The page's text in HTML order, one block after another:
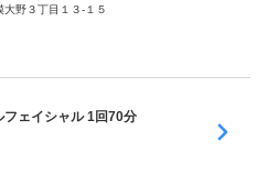
野３丁目１３-１５
フェイシャル 1回70分